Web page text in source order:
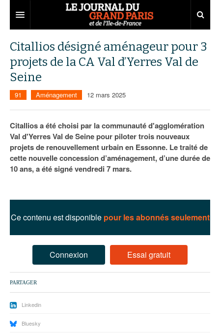
Territoires
Aménagement
Collectivités
Services urbains
Entreprises
Développement économique
Attractivité
Innovation
Marchés publics
Départements
77
78
92
93
Nominations
Portraits
Les Assises du Grand Paris
Éditions précédentes
Le podcast
Lire les résumés
Citallios désigné aménageur pour 3
projets de la CA Val d’Yerres Val de
Seine
91 Aménagement 12 mars 2025
Citallios a été choisi par la communauté d'agglomération
Val d'Yerres Val de Seine pour piloter trois nouveaux
projets de renouvellement urbain en Essonne. Le traité de
cette nouvelle concession d’aménagement, d’une durée de
10 ans, a été signé vendredi 7 mars.
Ce contenu est disponible pour les abonnés seulement
Connexion Essai gratuit
PARTAGER
Linkedin
Bluesky